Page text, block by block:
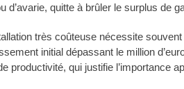
d’avarie, quitte à brûler le surplus de
très coûteuse nécessite
initial dépassant le million
productivité, qui justifie l’importance